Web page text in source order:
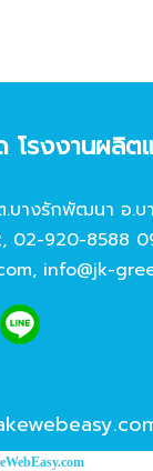
โรงงานผลิ
างรักพัฒนา อ.บา
, 02-920-8588
, info@jk-